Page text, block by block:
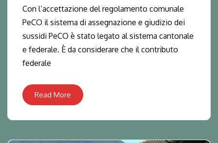
Con l’accettazione del regolamento comunale
PeCO il sistema di assegnazione e giudizio dei
sussidi PeCO è stato legato al sistema cantonale
e federale. È da considerare che il contributo
federale
Read More